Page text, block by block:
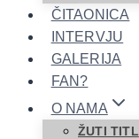
ČITAONICA
INTERVJU
GALERIJA
FAN?
O NAMA
ŽUTI TITL